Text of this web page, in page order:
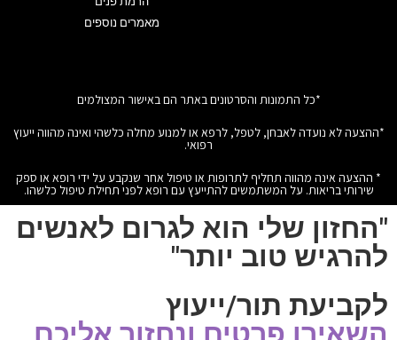
מאמרים נוספים
*כל התמונות והסרטונים באתר הם באישור המצולמים
*ההצעה לא נועדה לאבחן, לטפל, לרפא או למנוע מחלה כלשהי ואינה מהווה ייעוץ
רפואי.
* ההצעה אינה מהווה תחליף לתרופות או טיפול אחר שנקבע על ידי רופא או ספק
שירותי בריאות. על המשתמשים להתייעץ עם רופא לפני תחילת טיפול כלשהו.
"החזון שלי הוא לגרום לאנשים
להרגיש טוב יותר"
לקביעת תור/ייעוץ